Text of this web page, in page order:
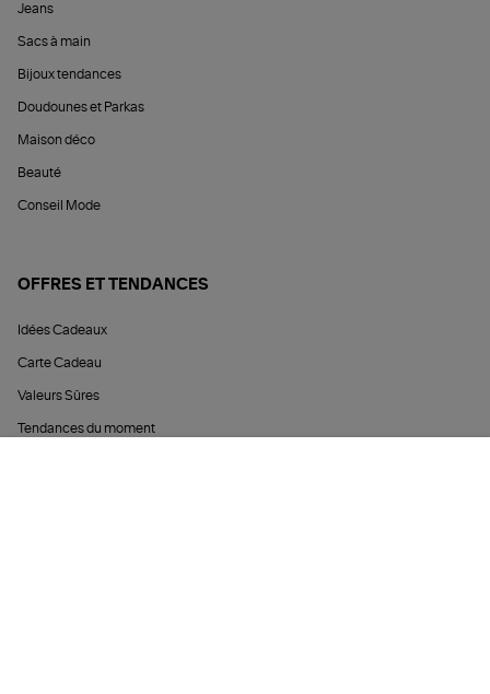
Jeans
Sacs à main
Bijoux tendances
Doudounes et Parkas
Maison déco
Beauté
Conseil Mode
OFFRES ET TENDANCES
Idées Cadeaux
Carte Cadeau
Valeurs Sûres
Tendances du moment